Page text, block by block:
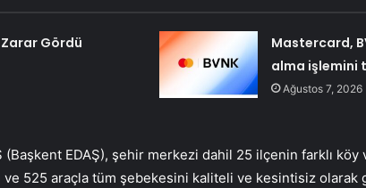
Gördü
Mastercard,
alma işlemini
Ağustos 7, 2026
(Başkent EDAŞ), şehir merkezi dahil 25 ilçenin farklı köy
ve 525 araçla tüm şebekesini kaliteli ve kesintisiz olarak